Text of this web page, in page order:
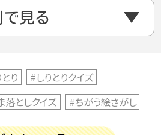
り
#しりとりクイズ
落としクイズ
#ちがう絵さがし
クイズ
#なぞなぞ